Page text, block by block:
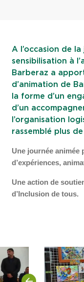
A l’occasion de
sensibilisation à
Barberaz a
d’animation de
la forme d’un
d’un
l’organisation
rassemblé plus
Une journée animée
d’expériences,
Une action de
d’Inclusion de tous.